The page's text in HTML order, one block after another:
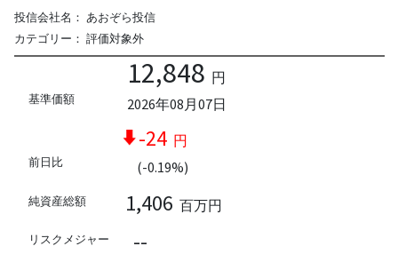
投信会社名： あおぞら投信
カテゴリー： 評価対象外
基準価額
12,848 円
2026年08月07日
前日比
-24 円
(-0.19%)
純資産総額 1,406 百万円
リスクメジャー --